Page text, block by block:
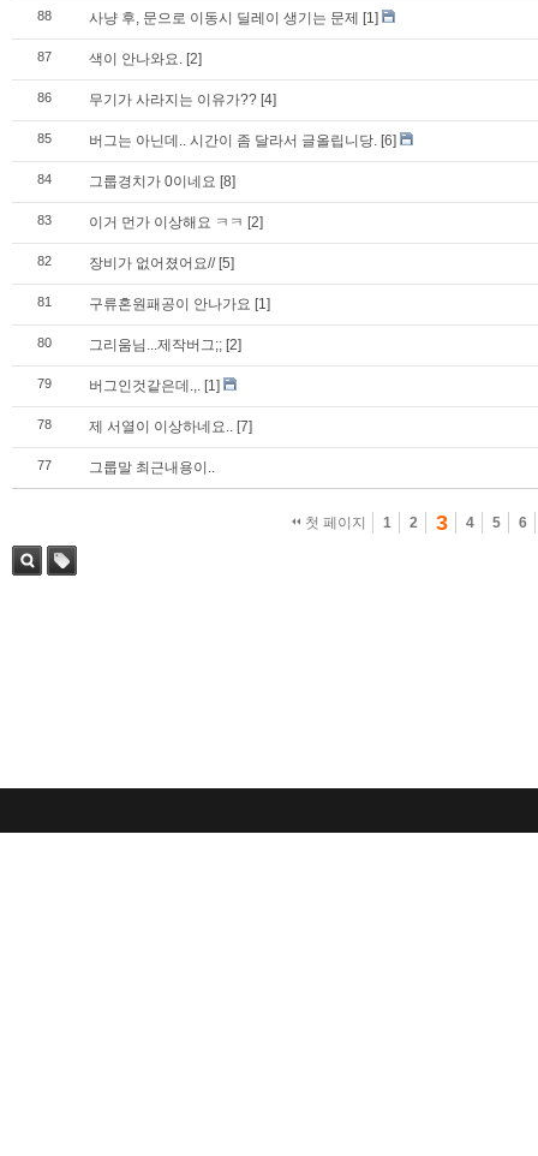
88 사냥 후, 문으로 이동시 딜레이 생기는 문제 [1]
87 색이 안나와요. [2]
86 무기가 사라지는 이유가?? [4]
85 버그는 아닌데.. 시간이 좀 달라서 글올립니당. [6]
84 그룹경치가 0이네요 [8]
83 이거 먼가 이상해요 ㅋㅋ [2]
82 장비가 없어졌어요// [5]
81 구류혼원패공이 안나가요 [1]
80 그리움님...제작버그;; [2]
79 버그인것같은데.,. [1]
78 제 서열이 이상하네요.. [7]
77 그룹말 최근내용이..
첫 페이지 1 2 3 4 5 6